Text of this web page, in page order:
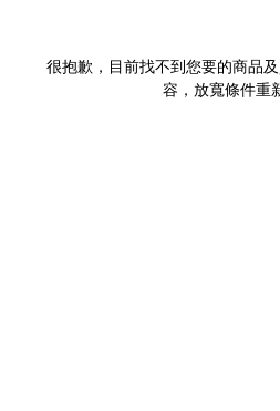
很抱歉，目前找不到您要的商品
容，放寬條件重